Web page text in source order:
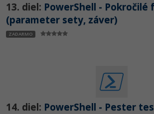
13. diel: PowerShell - Pokročilé
(parameter sety, záver)
ZADARMO
14. diel: PowerShell - Pester